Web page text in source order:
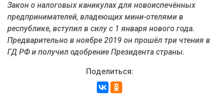
Закон о налоговых каникулах для новоиспечённых
предпринимателей, владеющих мини-отелями в
республике, вступил в силу с 1 января нового года.
Предварительно в ноябре 2019 он прошёл три чтения в
ГД РФ и получил одобрение Президента страны.
Поделиться: